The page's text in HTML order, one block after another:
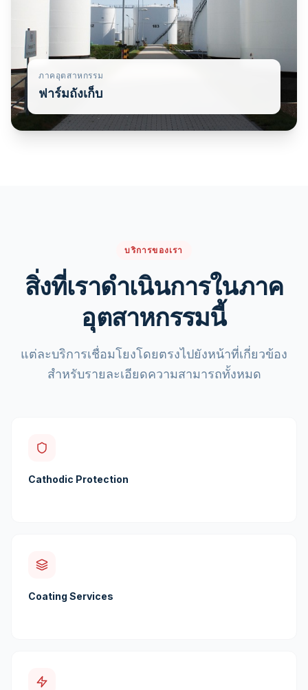
ภาคอุตสาหกรรม
ฟาร์มถังเก็บ
บริการของเรา
สิ่งที่เราดำเนินการในภาค
อุตสาหกรรมนี้
แต่ละบริการเชื่อมโยงโดยตรงไปยังหน้าที่เกี่ยวข้อง
สำหรับรายละเอียดความสามารถทั้งหมด
Cathodic Protection
Coating Services